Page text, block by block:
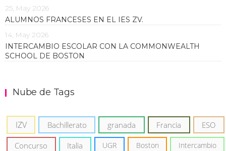
25, May 2026
ALUMNOS FRANCESES EN EL IES ZV.
14, May 2026
INTERCAMBIO ESCOLAR CON LA COMMONWEALTH
SCHOOL DE BOSTON
Nube de Tags
IZV Bachillerato granada Francia ESO
Concurso Italia UGR Boston Intercambio